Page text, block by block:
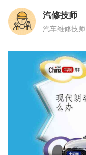
汽修技师
汽车维修技师